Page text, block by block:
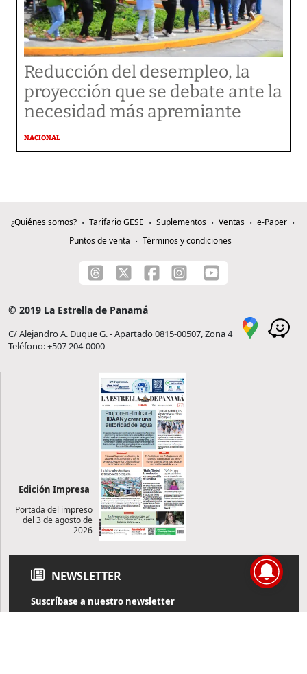
Reducción del desempleo, la
proyección que se debate ante la
necesidad más apremiante
NACIONAL
¿Quiénes somos? Tarifario GESE Suplementos Ventas
e-Paper
Puntos de venta
Términos y condiciones
© 2019 La Estrella de Panamá
C/ Alejandro A. Duque G. - Apartado 0815-00507, Zona 4
Teléfono: +507 204-0000
Edición Impresa
Portada del impreso
del 3 de agosto de
2026
NEWSLETTER
Suscríbase a nuestro newsletter
Reciba diariamente información de actualidad directamente en